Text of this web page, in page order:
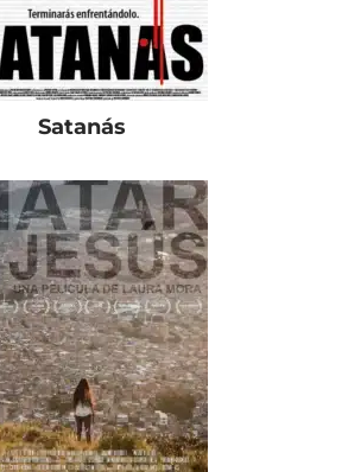
Satanás